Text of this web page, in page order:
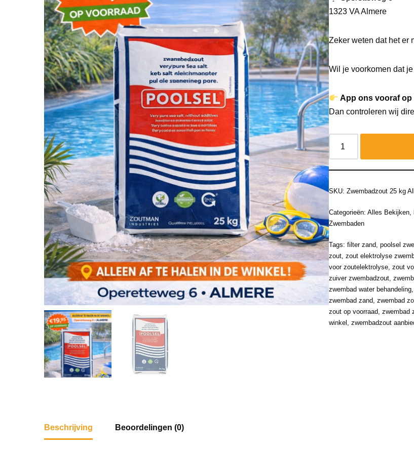
1323 VA Almere
Zeker weten dat het er
Wil je voorkomen dat
App ons vooraf op
Dan controleren wij
SKU: Zwembadzout 25 kg
Categorieën: Alles Bekijken,
Zwembaden
Tags: filter zand, poolsel
zout, zout elektrolyse
voor zoutelektrolyse, zout
zuiver zwembadzout,
zwembad water behandeling,
zwembad zand, zwembad
zout op voorraad, zwembad
winkel , zwembadzout
Beschrijving Beoordelingen (0)